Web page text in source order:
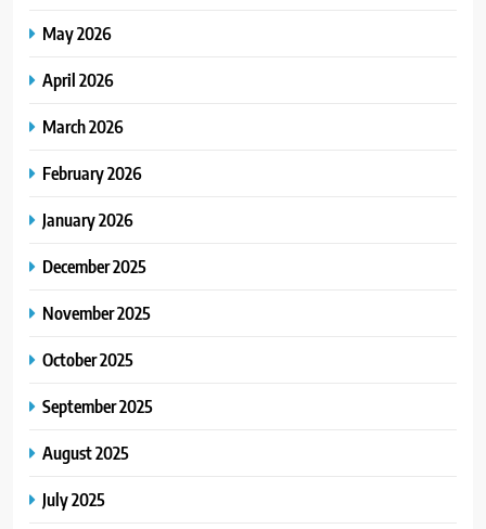
May 2026
April 2026
March 2026
February 2026
January 2026
December 2025
November 2025
October 2025
September 2025
August 2025
July 2025